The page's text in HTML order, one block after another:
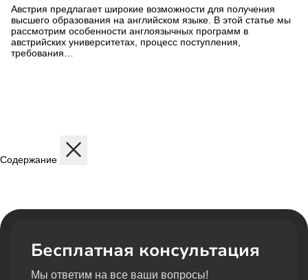
Австрия предлагает широкие возможности для получения
высшего образования на английском языке. В этой статье мы
рассмотрим особенности англоязычных программ в
австрийских университетах, процесс поступления,
требования…
Содержание
Бесплатная консультация
Мы ответим на все ваши вопросы!